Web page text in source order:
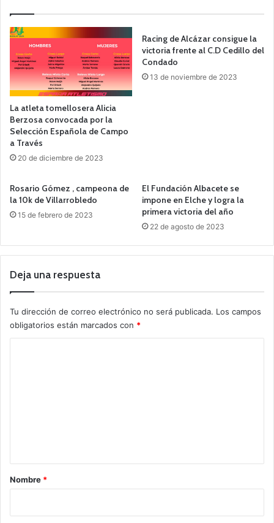
La atleta tomellosera Alicia
Berzosa convocada por la
Selección Española de Campo
a Través
20 de diciembre de 2023
Racing de Alcázar consigue la
victoria frente al C.D Cedillo del
Condado
13 de noviembre de 2023
Rosario Gómez , campeona de
la 10k de Villarrobledo
15 de febrero de 2023
El Fundación Albacete se
impone en Elche y logra la
primera victoria del año
22 de agosto de 2023
Deja una respuesta
Tu dirección de correo electrónico no será publicada. Los campos
obligatorios están marcados con *
rNombre *